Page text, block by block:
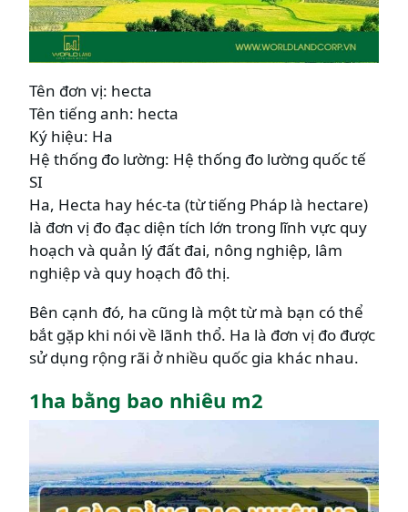
Tên đơn vị: hecta
Tên tiếng anh: hecta
Ký hiệu: Ha
Hệ thống đo lường: Hệ thống đo lường quốc tế
SI
Ha, Hecta hay héc-ta (từ tiếng Pháp là hectare)
là đơn vị đo đạc diện tích lớn trong lĩnh vực quy
hoạch và quản lý đất đai, nông nghiệp, lâm
nghiệp và quy hoạch đô thị.
Bên cạnh đó, ha cũng là một từ mà bạn có thể
bắt gặp khi nói về lãnh thổ. Ha là đơn vị đo được
sử dụng rộng rãi ở nhiều quốc gia khác nhau.
1ha bằng bao nhiêu m2